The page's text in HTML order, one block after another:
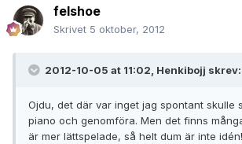
felshoe
Skrivet 5 oktober, 2012
2012-10-05 at 11:02, Henkibojj skrev:
Ojdu, det där var inget jag spontant skulle
piano och genomföra. Men det finns
är mer lättspelade, så helt dum är inte idén!